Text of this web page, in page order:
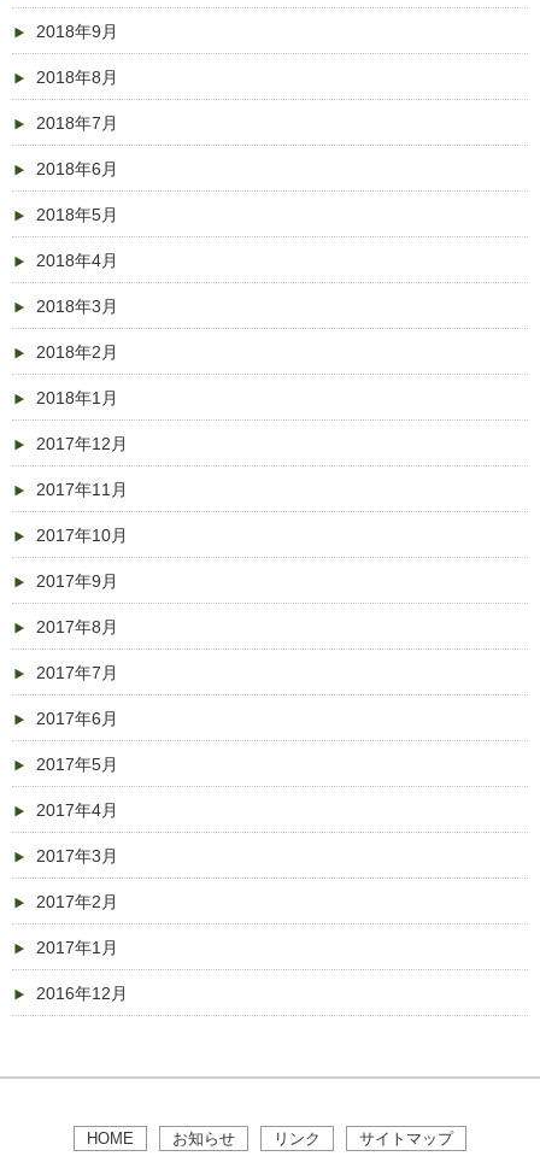
2018年9月
2018年8月
2018年7月
2018年6月
2018年5月
2018年4月
2018年3月
2018年2月
2018年1月
2017年12月
2017年11月
2017年10月
2017年9月
2017年8月
2017年7月
2017年6月
2017年5月
2017年4月
2017年3月
2017年2月
2017年1月
2016年12月
HOME お知らせ リンク サイトマップ